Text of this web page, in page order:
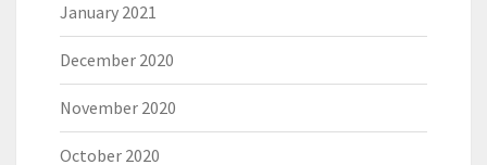
January 2021
December 2020
November 2020
October 2020